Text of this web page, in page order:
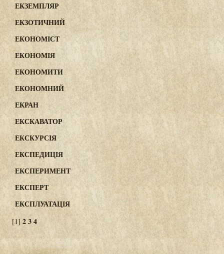
ЕКЗЕМПЛЯР
ЕКЗОТИЧНИЙ
ЕКОНОМІСТ
ЕКОНОМІЯ
ЕКОНОМИТИ
ЕКОНОМНИЙ
ЕКРАН
ЕКСКАВАТОР
ЕКСКУРСІЯ
ЕКСПЕДИЦІЯ
ЕКСПЕРИМЕНТ
ЕКСПЕРТ
ЕКСПЛУАТАЦІЯ
[1] 234